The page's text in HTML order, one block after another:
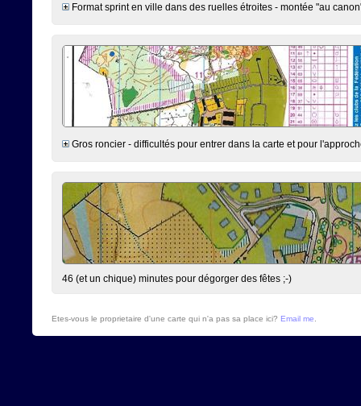
Format sprint en ville dans des ruelles étroites - montée "au
Gros roncier - difficultés pour entrer dans la carte et pour
46 (et un chique) minutes pour dégorger des fêtes ;-)
Etes-vous le proprietaire d'une carte qui n'a pas sa place ici? Email me